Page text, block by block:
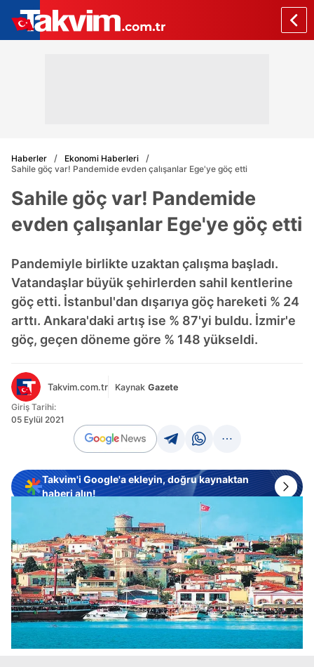
Haberler
Ekonomi Haberleri
Sahile göç var! Pandemide evden çalışanlar Ege'ye göç etti
Sahile göç var! Pandemide
evden çalışanlar Ege'ye göç etti
Pandemiyle birlikte uzaktan çalışma başladı.
Vatandaşlar büyük şehirlerden sahil kentlerine
göç etti. İstanbul'dan dışarıya göç hareketi % 24
arttı. Ankara'daki artış ise % 87'yi buldu. İzmir'e
göç, geçen döneme göre % 148 yükseldi.
Takvim.com.tr Kaynak Gazete
Giriş Tarihi:
05 Eylül 2021
Takvim'i Google'a ekleyin, doğru kaynaktan
haberi alın!